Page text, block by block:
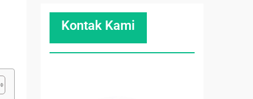
Kontak Kami